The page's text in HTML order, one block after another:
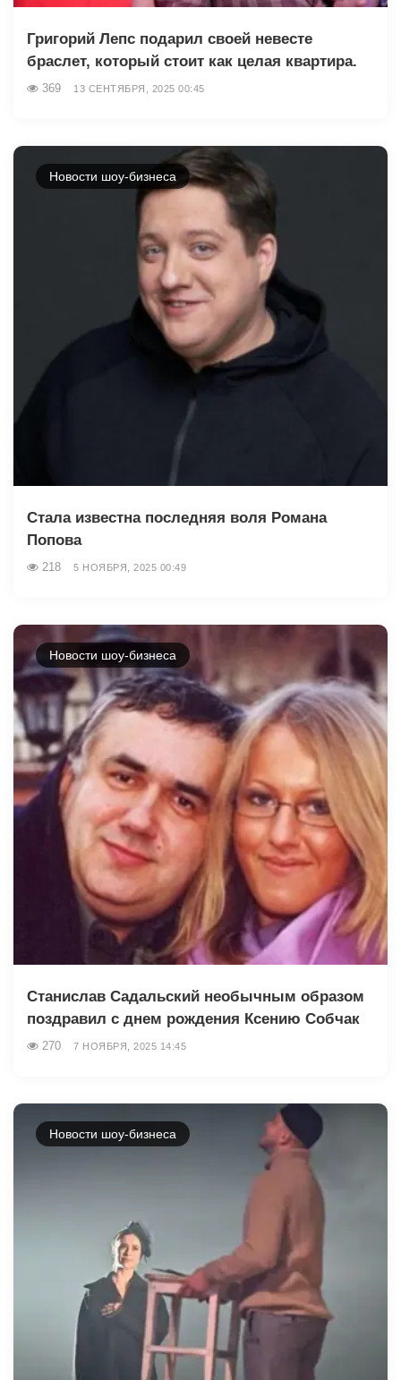
Григорий Лепс подарил своей невесте
браслет, который стоит как целая квартира.
369 13 СЕНТЯБРЯ, 2025 00:45
Новости шоу-бизнеса
Стала известна последняя воля Романа
Попова
218 5 НОЯБРЯ, 2025 00:49
Новости шоу-бизнеса
Станислав Садальский необычным образом
поздравил с днем рождения Ксению Собчак
270 7 НОЯБРЯ, 2025 14:45
Новости шоу-бизнеса